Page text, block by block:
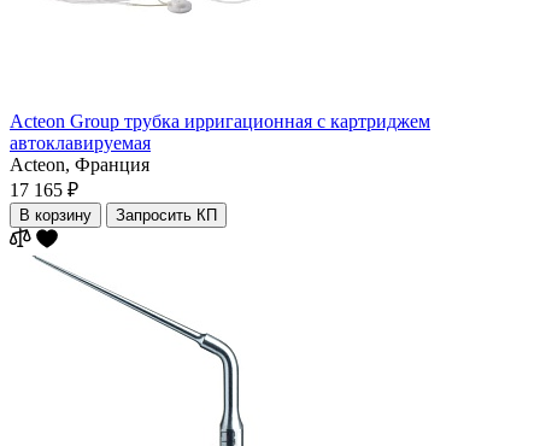
Acteon Group трубка ирригационная с картриджем
автоклавируемая
Acteon, Франция
17 165 ₽
В корзину Запросить КП